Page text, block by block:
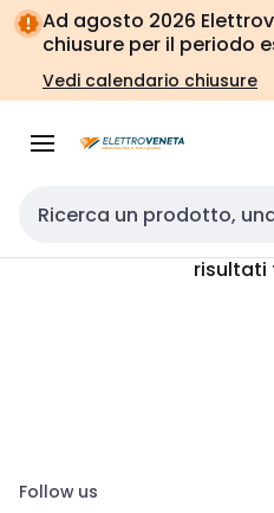
Vai alla
navigazione
Vai
alla
pagina
Ad agosto 2026
chiusure per il periodo
Vedi calendario chiusure
Cerca input
risultati
Follow us